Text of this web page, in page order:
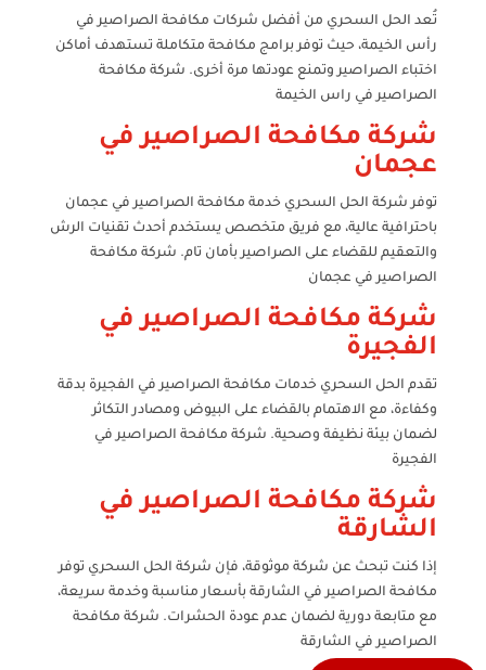
تُعد الحل السحري من أفضل شركات مكافحة الصراصير في
رأس الخيمة، حيث توفر برامج مكافحة متكاملة تستهدف أماكن
اختباء الصراصير وتمنع عودتها مرة أخرى. شركة مكافحة
الصراصير في راس الخيمة
شركة مكافحة الصراصير في
عجمان
توفر شركة الحل السحري خدمة مكافحة الصراصير في عجمان
باحترافية عالية، مع فريق متخصص يستخدم أحدث تقنيات الرش
والتعقيم للقضاء على الصراصير بأمان تام. شركة مكافحة
الصراصير في عجمان
شركة مكافحة الصراصير في
الفجيرة
تقدم الحل السحري خدمات مكافحة الصراصير في الفجيرة بدقة
وكفاءة، مع الاهتمام بالقضاء على البيوض ومصادر التكاثر
لضمان بيئة نظيفة وصحية. شركة مكافحة الصراصير في
الفجيرة
شركة مكافحة الصراصير في
الشارقة
إذا كنت تبحث عن شركة موثوقة، فإن شركة الحل السحري توفر
مكافحة الصراصير في الشارقة بأسعار مناسبة وخدمة سريعة،
مع متابعة دورية لضمان عدم عودة الحشرات. شركة مكافحة
الصراصير في الشارقة